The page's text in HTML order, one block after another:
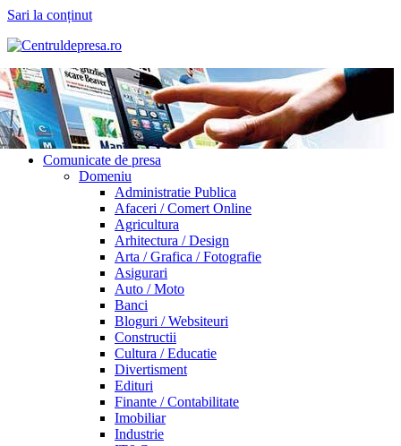
Sari la conținut
Comunicate de presa
Domeniu
Administratie Publica
Afaceri / Comert Online
Agricultura
Arhitectura / Design
Arta / Grafica / Fotografie
Asigurari
Auto / Moto
Banci
Bloguri / Websiteuri
Constructii
Cultura / Educatie
Divertisment
Edituri
Finante / Contabilitate
Imobiliar
Industrie